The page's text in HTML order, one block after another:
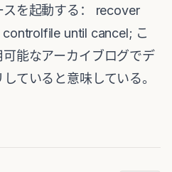
を起動する： recover
until cancel; こ
能なアーカイブログでデ
ていると意味している。